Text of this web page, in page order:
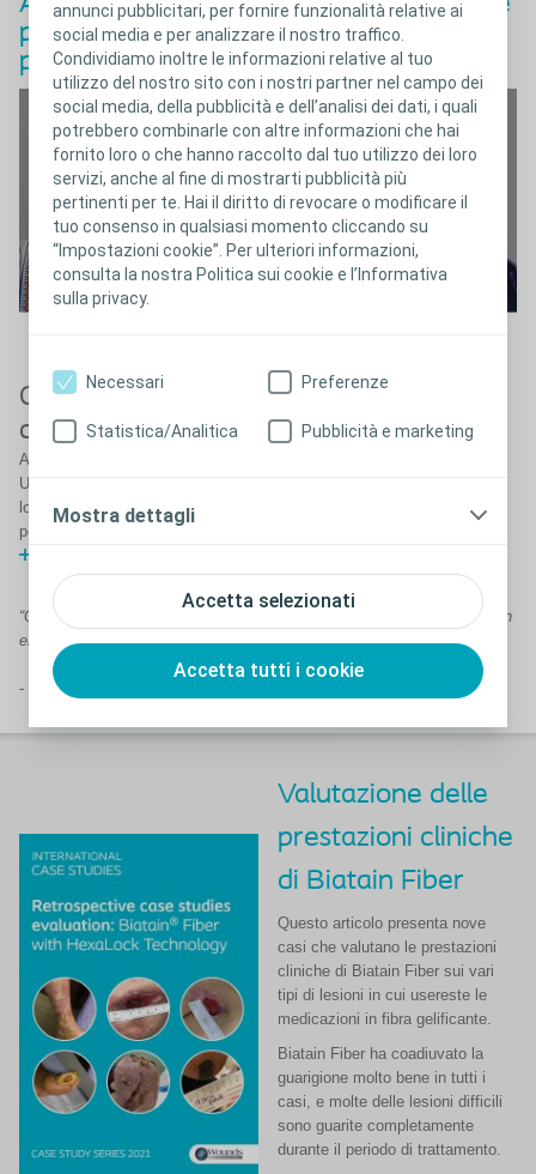
annunci pubblicitari, per fornire funzionalità relative ai
social media e per analizzare il nostro traffico.
Condividiamo inoltre le informazioni relative al tuo
utilizzo del nostro sito con i nostri partner nel campo dei
social media, della pubblicità e dell’analisi dei dati, i quali
potrebbero combinarle con altre informazioni che hai
fornito loro o che hanno raccolto dal tuo utilizzo dei loro
servizi, anche al fine di mostrarti pubblicità più
pertinenti per te. Hai il diritto di revocare o modificare il
tuo consenso in qualsiasi momento cliccando su
“Impostazioni cookie”. Per ulteriori informazioni,
consulta la nostra Politica sui cookie e l’Informativa
sulla privacy.
Accetta selezionati
Accetta tutti i cookie
Necessari Preferenze
Statistica/Analitica Pubblicità e marketing
Mostra dettagli
può Biatain Fiber essere utile nella
pratica clinica?
Come Biatain Fiber aiuta nella pratica
clinica
Abbiamo parlato a tre infermieri dall’Italia, dalla Spagna e dal Regno
Unito per capire le loro sfide con le fibre gelificanti convenzionali e la
loro esperienza con Biatain Fiber. Guarda mentre condividono i loro
pensieri nel video qui sotto.
“Quando ho rimosso la medicazione, la fibra era intatta, satura, ma non
era presente alcuna perdita, e la cute perilesionale era integra”.
- Rosa Rita Zortea, Infermiera Esperta, Italia
Valutazione delle
prestazioni cliniche
di Biatain Fiber
Questo articolo presenta nove
casi che valutano le prestazioni
cliniche di Biatain Fiber sui vari
tipi di lesioni in cui usereste le
medicazioni in fibra gelificante.
Biatain Fiber ha coadiuvato la
guarigione molto bene in tutti i
casi, e molte delle lesioni difficili
sono guarite completamente
durante il periodo di trattamento.